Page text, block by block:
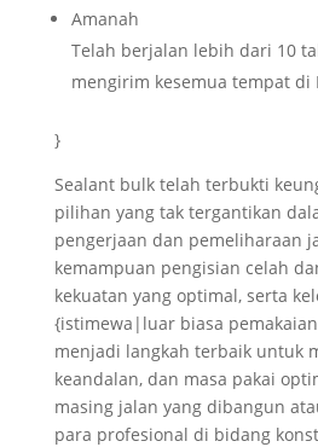
Amanah
Telah berjalan lebih dari 10
mengirim kesemua tempat di
}
Sealant bulk telah terbukti
pilihan yang tak tergantikan
pengerjaan dan pemeliharaan
kemampuan pengisian celah
kekuatan yang optimal, serta
{istimewa|luar biasa
menjadi langkah terbaik untuk
keandalan, dan masa pakai
masing jalan yang dibangun
para profesional di bidang